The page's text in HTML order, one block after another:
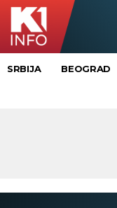
SRBIJA BEOGRAD